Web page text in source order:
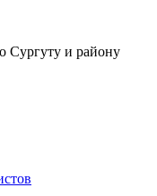
Сургуту и району